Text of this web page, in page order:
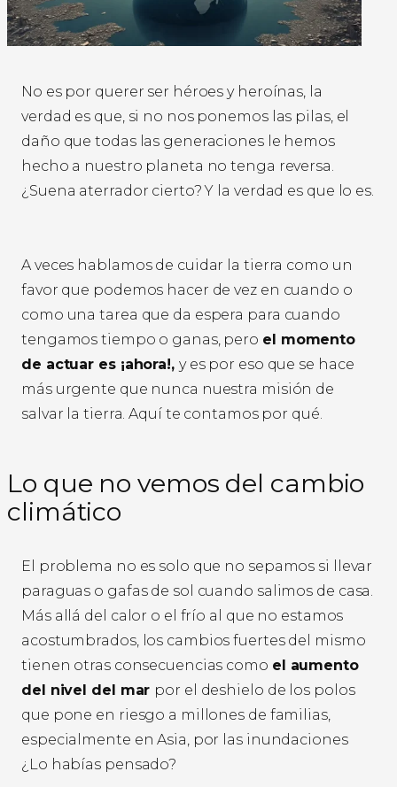
No es por querer ser héroes y heroínas, la
verdad es que, si no nos ponemos las pilas, el
daño que todas las generaciones le hemos
hecho a nuestro planeta no tenga reversa.
¿Suena aterrador cierto? Y la verdad es que lo es.
A veces hablamos de cuidar la tierra como un
favor que podemos hacer de vez en cuando o
como una tarea que da espera para cuando
tengamos tiempo o ganas, pero el momento
de actuar es ¡ahora!, y es por eso que se hace
más urgente que nunca nuestra misión de
salvar la tierra. Aquí te contamos por qué.
Lo que no vemos del cambio
climático
El problema no es solo que no sepamos si llevar
paraguas o gafas de sol cuando salimos de casa.
Más allá del calor o el frío al que no estamos
acostumbrados, los cambios fuertes del mismo
tienen otras consecuencias como el aumento
del nivel del mar por el deshielo de los polos
que pone en riesgo a millones de familias,
especialmente en Asia, por las inundaciones
¿Lo habías pensado?